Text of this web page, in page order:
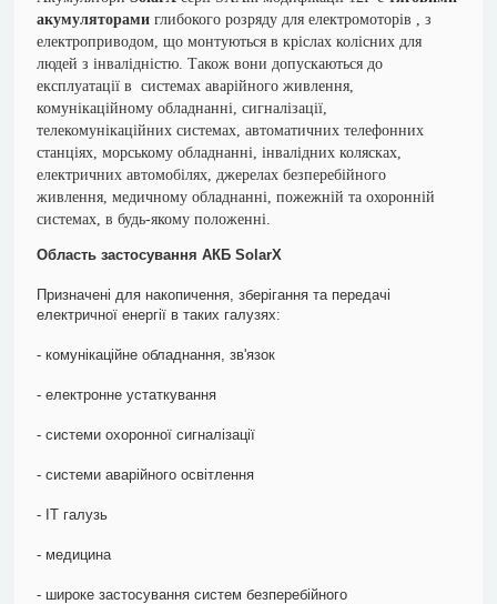
акумуляторами глибокого розряду для електромоторів , з
електроприводом, що монтуються в кріслах колісних для
людей з інвалідністю. Також вони допускаються до
експлуатації в системах аварійного живлення,
комунікаційному обладнанні, сигналізації,
телекомунікаційних системах, автоматичних телефонних
станціях, морському обладнанні, інвалідних колясках,
електричних автомобілях, джерелах безперебійного
живлення, медичному обладнанні, пожежній та охоронній
системах, в будь-якому положенні.
Область застосування АКБ SolarX
Призначені для накопичення, зберігання та передачі
електричної енергії в таких галузях:
- комунікаційне обладнання, зв'язок
- електронне устаткування
- системи охоронної сигналізації
- системи аварійного освітлення
- ІТ галузь
- медицина
- широке застосування систем безперебійного